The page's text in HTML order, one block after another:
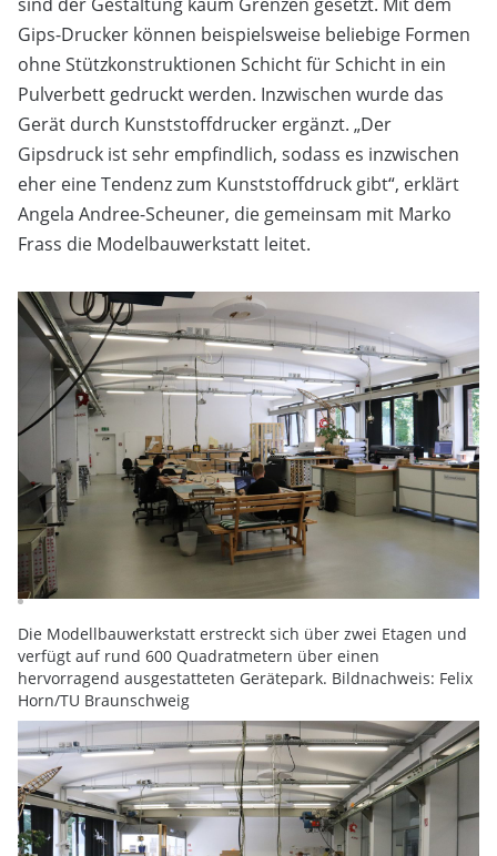
Gips-Drucker können beispielsweise beliebige Formen
ohne Stützkonstruktionen Schicht für Schicht in ein
Pulverbett gedruckt werden. Inzwischen wurde das
Gerät durch Kunststoffdrucker ergänzt. „Der
Gipsdruck ist sehr empfindlich, sodass es inzwischen
eher eine Tendenz zum Kunststoffdruck gibt“, erklärt
Angela Andree-Scheuner, die gemeinsam mit Marko
Frass die Modelbauwerkstatt leitet.
Die Modellbauwerkstatt erstreckt sich über zwei Etagen und
verfügt auf rund 600 Quadratmetern über einen
hervorragend ausgestatteten Gerätepark. Bildnachweis: Felix
Horn/TU Braunschweig